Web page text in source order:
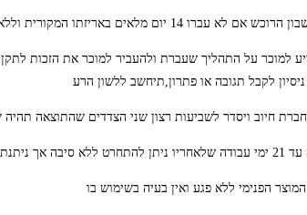
למוכר על התהליך שעברת ולהעביר למוכר את הזכות
לקבל תגובה או פתרון,תיחשב ללשון הרע